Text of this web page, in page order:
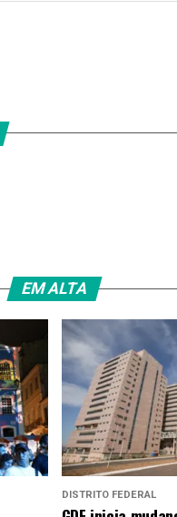
EM ALTA
DISTRITO FEDERAL